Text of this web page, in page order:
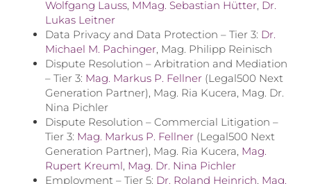
Wolfgang Lauss MMag. Sebastian Hütter Dr.
Lukas Leitner
Data Privacy and Data Protection – Tier 3: Dr.
Michael M. Pachinger , Mag. Philipp Reinisch
Dispute Resolution – Arbitration and Mediation
– Tier 3: Mag. Markus P. Fellner (Legal500 Next
Generation Partner), Mag. Ria Kucera, Mag. Dr.
Nina Pichler
Dispute Resolution – Commercial Litigation –
Tier 3: Mag. Markus P. Fellner (Legal500 Next
Generation Partner), Mag. Ria Kucera, Mag.
Rupert Kreuml Mag. Dr. Nina Pichler
Employment – Tier 5: Dr. Roland Heinrich Mag.